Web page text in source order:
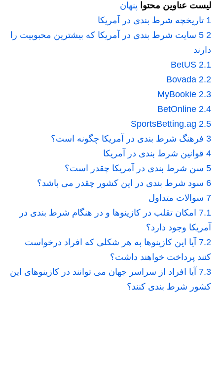
لیست عناوین محتوا پنهان
1 تاریخچه شرط بندی در آمریکا
2
5 سایت شرط بندی در آمریکا که بیشترین محبوبیت را
دارند
2.1
BetUS
2.2
Bovada
2.3
MyBookie
2.4
BetOnline
2.5
SportsBetting.ag
3 فرهنگ شرط بندی در آمریکا چگونه است؟
4 قوانین شرط بندی در آمریکا
5 سن شرط بندی در آمریکا چقدر است؟
6 سود شرط بندی در این کشور چقدر می باشد؟
7 سوالات متداول
7.1 امکان تقلب در کازینوها و در هنگام شرط بندی در
آمریکا وجود دارد؟
7.2 آیا این کازینوها به هر شکلی که افراد درخواست
کنند پرداخت خواهند داشت؟
7.3 آیا افراد از سراسر جهان می توانند در کازینوهای این
کشور شرط بندی کنند؟